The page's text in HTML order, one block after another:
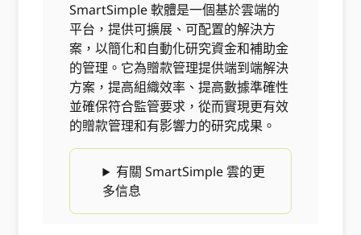
SmartSimple 軟體是一個基於雲端的
平台，提供可擴展、可配置的解決方
案，以簡化和自動化研究資金和補助金
的管理。它為贈款管理提供端到端解決
方案，提高組織效率、提高數據準確性
並確保符合監管要求，從而實現更有效
的贈款管理和有影響力的研究成果。
有關 SmartSimple 雲的更
多信息